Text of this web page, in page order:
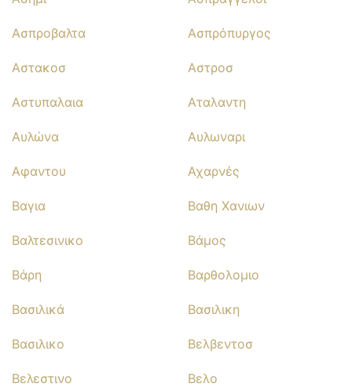
Ασπροβαλτα Ασπρόπυργος
Αστακοσ Αστροσ
Αστυπαλαια Αταλαντη
Αυλώνα Αυλωναρι
Αφαντου Αχαρνές
Βαγια Βαθη Χανιων
Βαλτεσινικο Βάμος
Βάρη Βαρθολομιο
Βασιλικά Βασιλικη
Βασιλικο Βελβεντοσ
Βελεστινο Βελο